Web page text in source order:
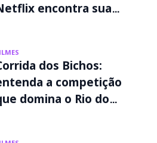
encontra sua
dos Bichos:
a competição
domina o Rio do